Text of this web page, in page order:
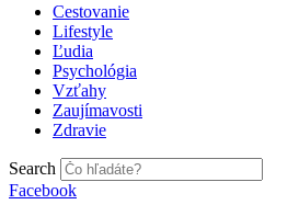
Cestovanie
Lifestyle
Ľudia
Psychológia
Vzťahy
Zaujímavosti
Zdravie
Search
Facebook